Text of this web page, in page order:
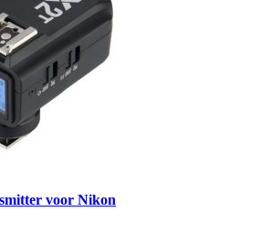
voor Nikon